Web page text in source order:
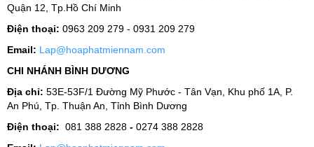
Quận 12, Tp.Hồ Chí Minh
Điện thoại: 0963 209 279 - 0931 209 279
Email: Lap@hoaphatmiennam.com
CHI NHÁNH BÌNH DƯƠNG
Địa chỉ: 53E-53F/1 Đường Mỹ Phước - Tân Vạn, Khu phố 1A, P.
An Phú, Tp. Thuận An, Tỉnh Bình Dương
Điện thoại: 081 388 2828 - 0274 388 2828